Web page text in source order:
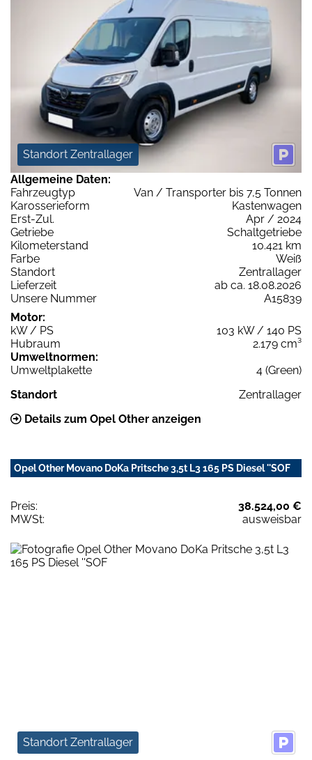
Standort Zentrallager
Allgemeine Daten:
Fahrzeugtyp
Van / Transporter bis 7,5 Tonnen
Karosserieform
Kastenwagen
Erst-Zul.
Apr / 2024
Getriebe
Schaltgetriebe
Kilometerstand
10.421 km
Farbe
Weiß
Standort
Zentrallager
Lieferzeit
ab ca. 18.08.2026
Unsere Nummer
A15839
Motor:
kW / PS
103 kW / 140 PS
Hubraum
2.179 cm³
Umweltnormen:
Umweltplakette
4 (Green)
Standort
Zentrallager
Details zum Opel Other anzeigen
Opel Other Movano DoKa Pritsche 3,5t L3 165 PS Diesel ''SOF
Preis:
38.524,00 €
MWSt:
ausweisbar
Standort Zentrallager